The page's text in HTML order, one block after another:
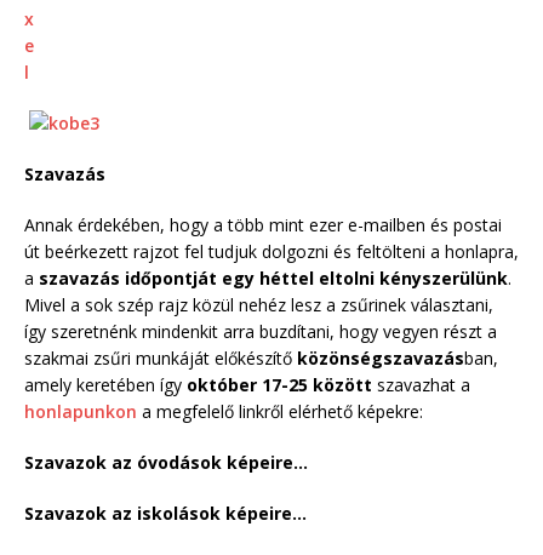
Szavazás
Annak érdekében, hogy a több mint ezer e-mailben és postai
út beérkezett rajzot fel tudjuk dolgozni és feltölteni a honlapra,
a szavazás időpontját egy héttel eltolni kényszerülünk.
Mivel a sok szép rajz közül nehéz lesz a zsűrinek választani,
így szeretnénk mindenkit arra buzdítani, hogy vegyen részt a
szakmai zsűri munkáját előkészítő közönségszavazásban,
amely keretében így október 17-25 között szavazhat a
honlapunkon a megfelelő linkről elérhető képekre:
Szavazok az óvodások képeire…
Szavazok az iskolások képeire…